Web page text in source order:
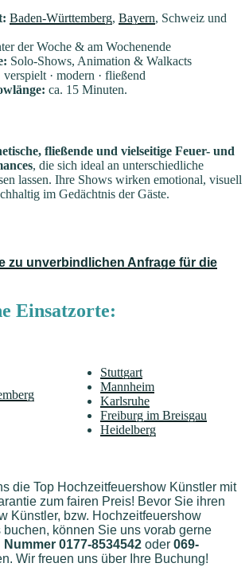
Baden-Württemberg, Bayern, Schweiz und
der Woche & am Wochenende
Solo-Shows, Animation & Walkacts
verspielt · modern · fließend
ca. 15 Minuten.
fließende und vielseitige Feuer- und
, die sich ideal an unterschiedliche
lassen. Ihre Shows wirken emotional, visuell
im Gedächtnis der Gäste.
zu unverbindlichen Anfrage für die
Einsatzorte:
Stuttgart
Mannheim
Karlsruhe
Freiburg im Breisgau
Heidelberg
die Top Hochzeitfeuershow Künstler mit
zum fairen Preis! Bevor Sie ihren
Künstler, bzw. Hochzeitfeuershow
buchen, können Sie uns vorab gerne
Nummer 0177-8534542 oder 069-
Wir freuen uns über Ihre Buchung!